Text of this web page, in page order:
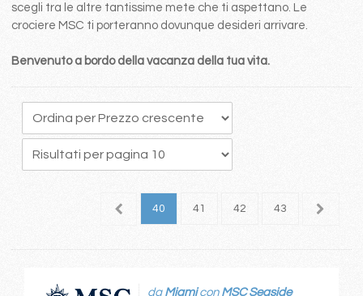
scegli tra le altre tantissime mete che ti aspettano. Le
crociere MSC ti porteranno dovunque desideri arrivare.
Benvenuto a bordo della vacanza della tua vita.
39 40 41 42 43 44
da Miamicon MSC Seaside